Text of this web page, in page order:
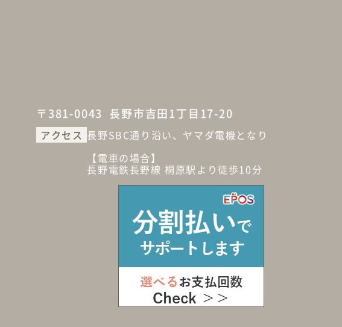
〒381-0043 長野市吉田1丁目17-20
アクセス 長野SBC通り沿い、ヤマダ電機となり
【電車の場合】
長野電鉄長野線 桐原駅より徒歩10分